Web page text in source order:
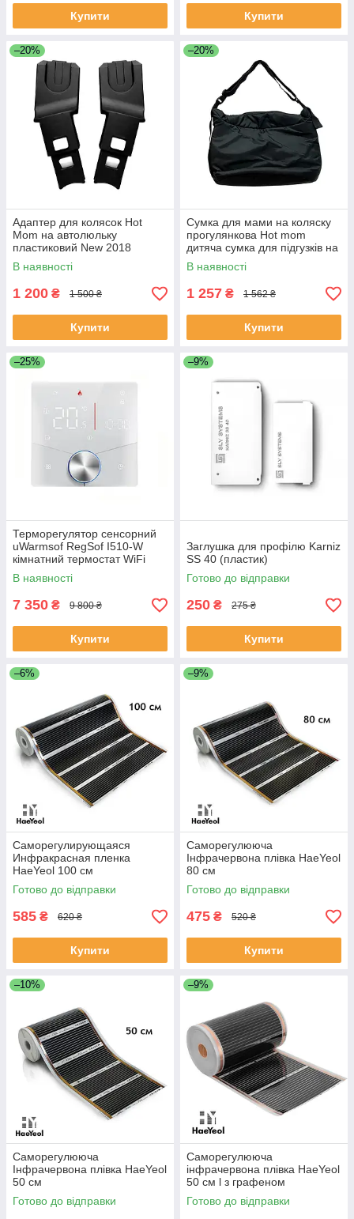
Купити Купити
–20%
Адаптер для колясок Hot
Mom на автолюльку
пластиковий New 2018
Чорний
В наявності
1 200 ₴ 1 500 ₴
Купити
–20%
Сумка для мами на коляску
прогулянкова Hot mom
дитяча сумка для підгузків на
прогулянку Чорна
В наявності
1 257 ₴ 1 562 ₴
Купити
–25%
Терморегулятор сенсорний
uWarmsof RegSof I510-W
кімнатний термостат WiFi
контролери температури
В наявності
7 350 ₴ 9 800 ₴
Купити
–9%
Заглушка для профілю Karniz
SS 40 (пластик)
Готово до відправки
250 ₴ 275 ₴
Купити
–6%
Саморегулирующаяся
Инфракрасная пленка
HaeYeol 100 см
Готово до відправки
585 ₴ 620 ₴
Купити
–9%
Саморегулююча
Інфрачервона плівка HaeYeol
80 см
Готово до відправки
475 ₴ 520 ₴
Купити
–10%
Саморегулююча
Інфрачервона плівка HaeYeol
50 см
Готово до відправки
–9%
Саморегулююча
інфрачервона плівка HaeYeol
50 см l з графеном
Готово до відправки